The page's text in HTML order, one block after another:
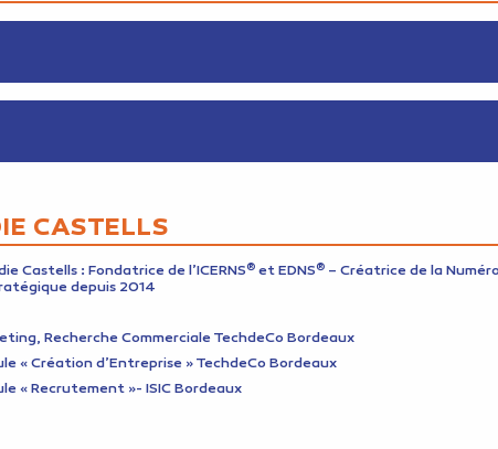
CASTELLS
Castells : Fondatrice de l’ICERNS® et EDNS® – Créatrice de la
depuis 2014
Recherche Commerciale TechdeCo Bordeaux
« Création d’Entreprise » TechdeCo Bordeaux
« Recrutement »- ISIC Bordeaux